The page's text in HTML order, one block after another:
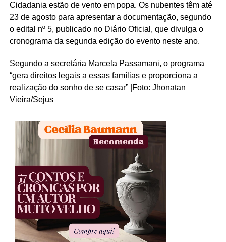
Cidadania estão de vento em popa. Os nubentes têm até
23 de agosto para apresentar a documentação, segundo
o edital nº 5, publicado no Diário Oficial, que divulga o
cronograma da segunda edição do evento neste ano.
Segundo a secretária Marcela Passamani, o programa
“gera direitos legais a essas famílias e proporciona a
realização do sonho de se casar” |Foto: Jhonatan
Vieira/Sejus